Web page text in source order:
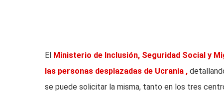
El Ministerio de Inclusión, Seguridad Social y
las personas desplazadas de Ucrania ,
se puede solicitar la misma, tanto en los tres